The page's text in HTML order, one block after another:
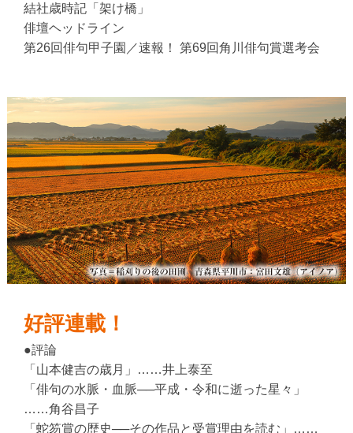
結社歳時記「架け橋」
俳壇ヘッドライン
第26回俳句甲子園／速報！ 第69回角川俳句賞選考会
好評連載！
●評論
「山本健吉の歳月」……井上泰至
「俳句の水脈・血脈──平成・令和に逝った星々」
……角谷昌子
「蛇笏賞の歴史──その作品と受賞理由を読む」……